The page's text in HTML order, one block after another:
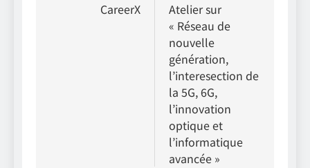
CareerX
Atelier sur
« Réseau de
nouvelle
génération,
l’interesection de
la 5G, 6G,
l’innovation
optique et
l’informatique
avancée »